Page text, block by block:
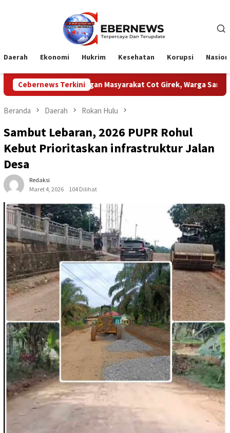
Daerah Ekonomi Hukrim Kesehatan Korupsi
Cebernews Terkini
Masyarakat Cot Girek, Warga Sampaikan Apresiasi
Beranda Daerah Rokan Hulu
Sambut Lebaran, 2026 PUPR Rohul
Kebut Prioritaskan infrastruktur Jalan
Desa
Redaksi
Maret 4, 2026
104 Dilihat